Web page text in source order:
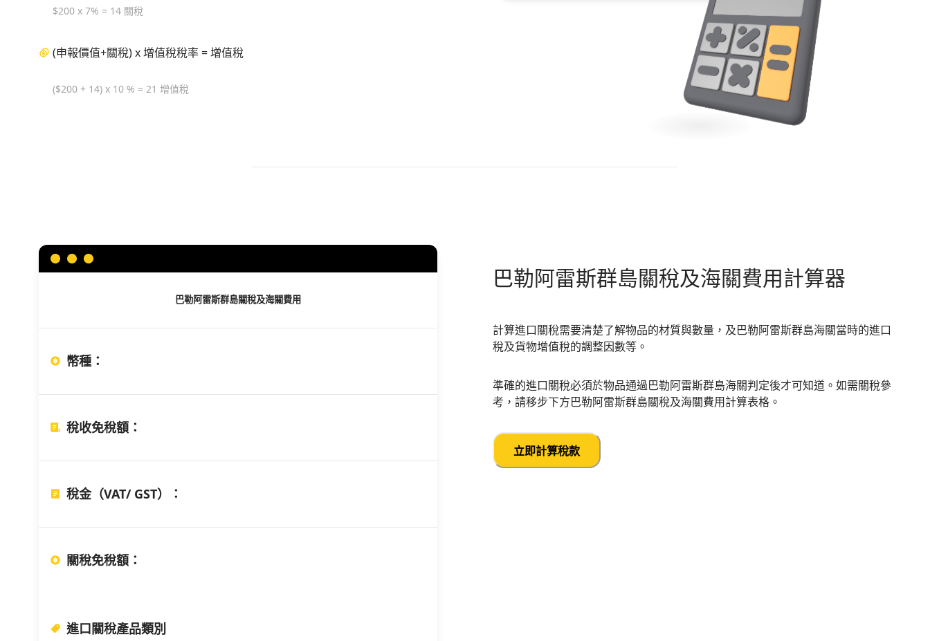
$200 x 7% = 14 關稅
(申報價值+關稅) x 增值稅稅率 = 增值稅
($200 + 14) x 10 % = 21 增值稅
巴勒阿雷斯群島關稅及海關費用
幣種 ：
稅收免稅額 ：
稅金（VAT/ GST） ：
關稅免稅額 ：
進口關稅產品類別
巴勒阿雷斯群島關稅及海關費用計算器
計算進口關稅需要清楚了解物品的材質與數量，及巴勒阿雷斯群島海關當時的進口
稅及貨物增值稅的調整因數等。
準確的進口關稅必須於物品通過巴勒阿雷斯群島海關判定後才可知道。如需關稅參
考，請移步下方巴勒阿雷斯群島關稅及海關費用計算表格。
立即計算稅款